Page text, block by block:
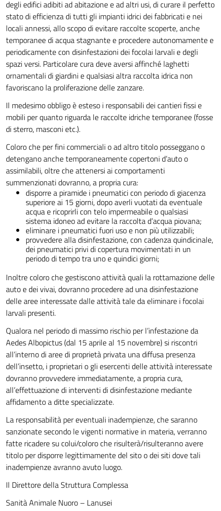
degli edifici adibiti ad abitazione e ad altri usi, di curare il perfetto
stato di efficienza di tutti gli impianti idrici dei fabbricati e nei
locali annessi, allo scopo di evitare raccolte scoperte, anche
temporanee di acqua stagnante e procedere autonomamente e
periodicamente con disinfestazioni dei focolai larvali e degli
spazi versi. Particolare cura deve aversi affinché laghetti
ornamentali di giardini e qualsiasi altra raccolta idrica non
favoriscano la proliferazione delle zanzare.
Il medesimo obbligo è esteso i responsabili dei cantieri fissi e
mobili per quanto riguarda le raccolte idriche temporanee (fosse
di sterro, masconi etc.).
Coloro che per fini commerciali o ad altro titolo posseggano o
detengano anche temporaneamente copertoni d’auto o
assimilabili, oltre che attenersi ai comportamenti
summenzionati dovranno, a propria cura:
disporre a piramide i pneumatici con periodo di giacenza
superiore ai 15 giorni, dopo averli vuotati da eventuale
acqua e ricoprirli con telo impermeabile o qualsiasi
sistema idoneo ad evitare la raccolta d’acqua piovana;
eliminare i pneumatici fuori uso e non più utilizzabili;
provvedere alla disinfestazione, con cadenza quindicinale,
dei pneumatici privi di copertura movimentati in un
periodo di tempo tra uno e quindici giorni;
Inoltre coloro che gestiscono attività quali la rottamazione delle
auto e dei vivai, dovranno procedere ad una disinfestazione
delle aree interessate dalle attività tale da eliminare i focolai
larvali presenti.
Qualora nel periodo di massimo rischio per l’infestazione da
Aedes Albopictus (dal 15 aprile al 15 novembre) si riscontri
all’interno di aree di proprietà privata una diffusa presenza
dell’insetto, i proprietari o gli esercenti delle attività interessate
dovranno provvedere immediatamente, a propria cura,
all’effettuazione di interventi di disinfestazione mediante
affidamento a ditte specializzate.
La responsabilità per eventuali inadempienze, che saranno
sanzionate secondo le vigenti normative in materia, verranno
fatte ricadere su colui/coloro che risulterà/risulteranno avere
titolo per disporre legittimamente del sito o dei siti dove tali
inadempienze avranno avuto luogo.
Il Direttore della Struttura Complessa
Sanità Animale Nuoro – Lanusei